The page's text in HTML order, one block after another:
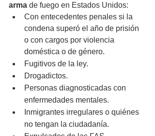
arma de fuego en Estados Unidos:
Con entecedentes penales si la
condena superó el año de prisión
o con cargos por violencia
doméstica o de género.
Fugitivos de la ley.
Drogadictos.
Personas diagnosticadas con
enfermedades mentales.
Inmigrantes irregulares o quiénes
no tengan la ciudadanía.